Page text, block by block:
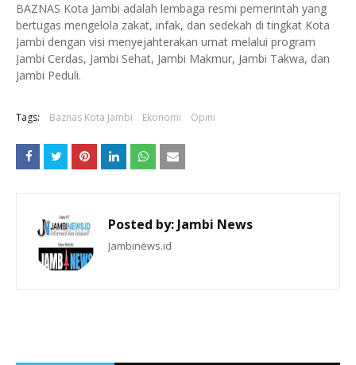
BAZNAS Kota Jambi adalah lembaga resmi pemerintah yang
bertugas mengelola zakat, infak, dan sedekah di tingkat Kota
Jambi dengan visi menyejahterakan umat melalui program
Jambi Cerdas, Jambi Sehat, Jambi Makmur, Jambi Takwa, dan
Jambi Peduli.
Tags: Baznas Kota Jambi Ekonomi Opini
Posted by:Jambi News
Jambinews.id